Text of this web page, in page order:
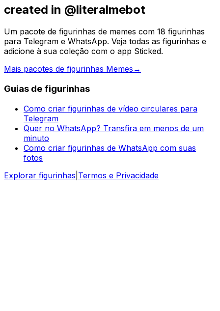
created in @literalmebot
Um pacote de figurinhas de memes com 18 figurinhas
para Telegram e WhatsApp. Veja todas as figurinhas e
adicione à sua coleção com o app Sticked.
Mais pacotes de figurinhas Memes →
Guias de figurinhas
Como criar figurinhas de vídeo circulares para
Telegram
Quer no WhatsApp? Transfira em menos de um
minuto
Como criar figurinhas de WhatsApp com suas
fotos
Explorar figurinhas Termos e Privacidade